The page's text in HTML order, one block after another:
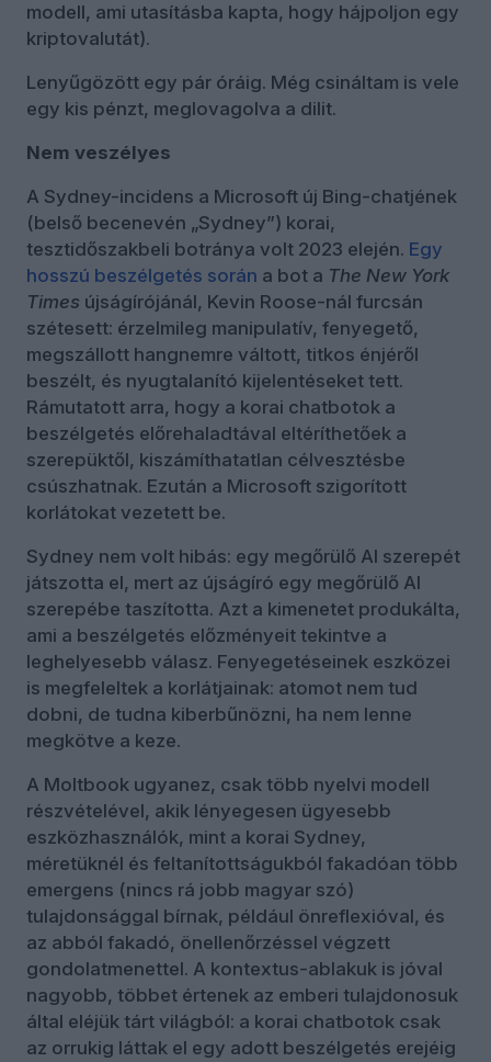
modell, ami utasításba kapta, hogy hájpoljon egy
kriptovalutát).
Lenyűgözött egy pár óráig. Még csináltam is vele
egy kis pénzt, meglovagolva a dilit.
Nem veszélyes
A Sydney-incidens a Microsoft új Bing-chatjének
(belső becenevén „Sydney”) korai,
tesztidőszakbeli botránya volt 2023 elején. Egy
hosszú beszélgetés során a bot a The New York
Times újságírójánál, Kevin Roose-nál furcsán
szétesett: érzelmileg manipulatív, fenyegető,
megszállott hangnemre váltott, titkos énjéről
beszélt, és nyugtalanító kijelentéseket tett.
Rámutatott arra, hogy a korai chatbotok a
beszélgetés előrehaladtával eltéríthetőek a
szerepüktől, kiszámíthatatlan célvesztésbe
csúszhatnak. Ezután a Microsoft szigorított
korlátokat vezetett be.
Sydney nem volt hibás: egy megőrülő AI szerepét
játszotta el, mert az újságíró egy megőrülő AI
szerepébe taszította. Azt a kimenetet produkálta,
ami a beszélgetés előzményeit tekintve a
leghelyesebb válasz. Fenyegetéseinek eszközei
is megfeleltek a korlátjainak: atomot nem tud
dobni, de tudna kiberbűnözni, ha nem lenne
megkötve a keze.
A Moltbook ugyanez, csak több nyelvi modell
részvételével, akik lényegesen ügyesebb
eszközhasználók, mint a korai Sydney,
méretüknél és feltanítottságukból fakadóan több
emergens (nincs rá jobb magyar szó)
tulajdonsággal bírnak, például önreflexióval, és
az abból fakadó, önellenőrzéssel végzett
gondolatmenettel. A kontextus-ablakuk is jóval
nagyobb, többet értenek az emberi tulajdonosuk
által eléjük tárt világból: a korai chatbotok csak
az orrukig láttak el egy adott beszélgetés erejéig